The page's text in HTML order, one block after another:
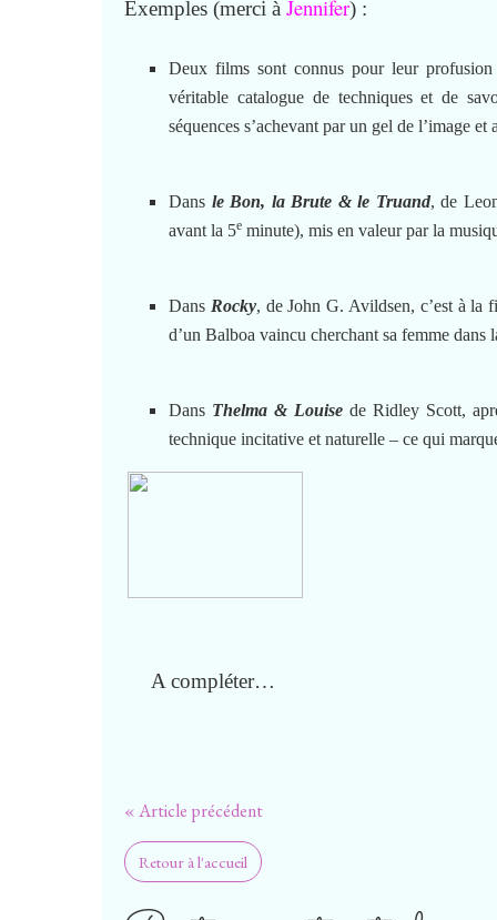
Exemples (merci à Jennifer) :
Deux films sont connus pour leur
véritable catalogue de techniques et de
séquences s’achevant par un gel de l’image et
Dans le Bon, la Brute & le Truand, de
avant la 5e minute), mis en valeur par la
Dans Rocky, de John G. Avildsen, c’est à la
d’un Balboa vaincu cherchant sa femme dans
Dans Thelma & Louise de Ridley Scott,
technique incitative et naturelle – ce qui
A compléter…
« Article précédent
Retour à l'accueil